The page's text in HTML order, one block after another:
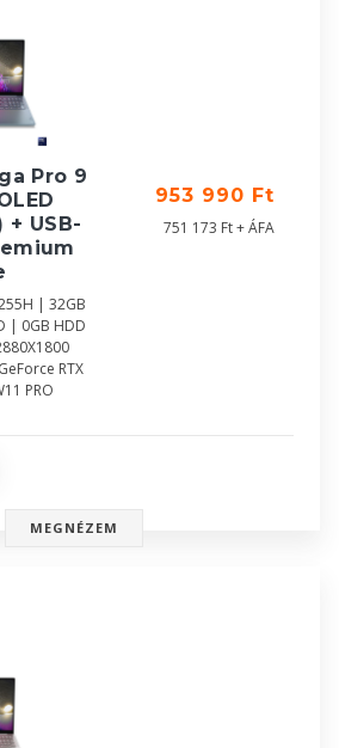
Pro 9
+ USB-
| 32GB
| 0GB HDD
RTX
PRO
953 990 Ft
751 173 Ft + ÁFA
MEGNÉZEM